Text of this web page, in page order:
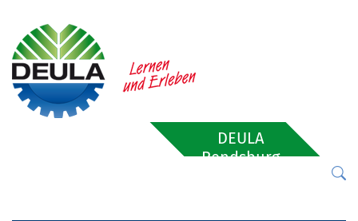
DEULA
Rendsburg